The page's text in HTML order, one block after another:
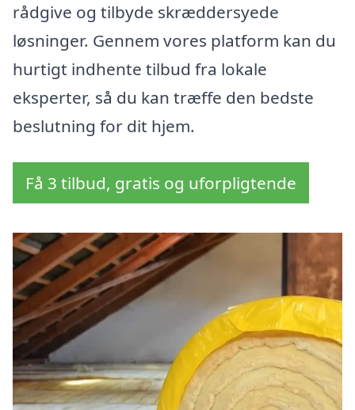
rådgive og tilbyde skræddersyede
løsninger. Gennem vores platform kan du
hurtigt indhente tilbud fra lokale
eksperter, så du kan træffe den bedste
beslutning for dit hjem.
Få 3 tilbud, gratis og uforpligtende